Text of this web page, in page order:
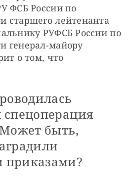
ФСБ России по
старшего лейтенанта
РУФСБ России по
генерал-майору
о том, что
спецоперация
быть,